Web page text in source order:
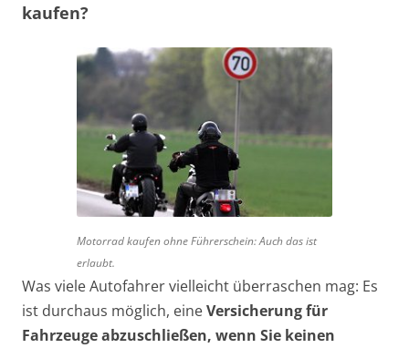
kaufen?
Motorrad kaufen ohne Führerschein: Auch das ist
erlaubt.
Was viele Autofahrer vielleicht überraschen mag: Es
ist durchaus möglich, eineVersicherung für
Fahrzeuge abzuschließen, wenn Sie keinen